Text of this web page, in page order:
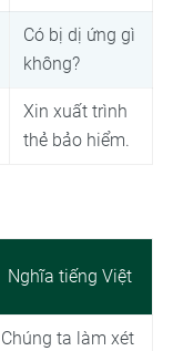
Có bị dị ứng gì
không?
Xin xuất trình
thẻ bảo hiểm.
Nghĩa tiếng Việt
Chúng ta làm xét